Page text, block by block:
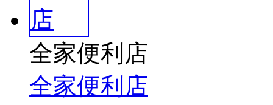
全家便利店
全家便利店